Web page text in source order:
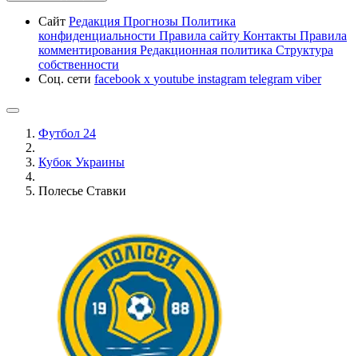
Сайт Редакция Прогнозы Политика
конфиденциальности Правила сайту Контакты Правила
комментирования Редакционная политика Структура
собственности
Соц. сети facebook x youtube instagram telegram viber
Футбол 24
Кубок Украины
Полесье Ставки